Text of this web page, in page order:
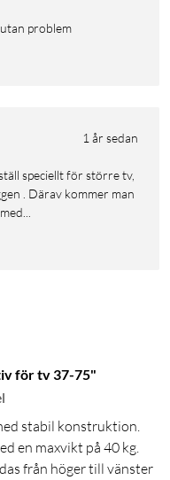
utan problem
1 år sedan
. Därav kommer man
för tv 37-75"
stabil konstruktion.
en maxvikt på 40 kg.
från höger till vänster